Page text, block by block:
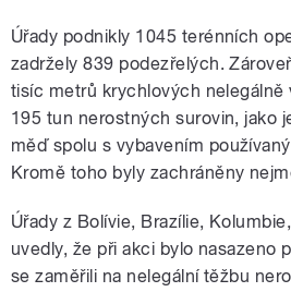
Úřady podnikly 1045 terénních
zadržely 839 podezřelých.
tisíc metrů krychlových nelegálně
195 tun nerostných surovin, jako
měď spolu s vybavením
Kromě toho byly zachráněny
Úřady z Bolívie, Brazílie,
uvedly, že při akci bylo nasazeno
se zaměřili na nelegální těžbu